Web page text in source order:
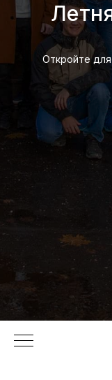
Откройте